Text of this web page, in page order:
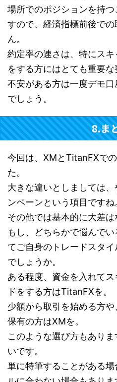
場所でのポジションを持
すので、経済指標前後で
ん。
約定率の速さは、特にス
をする方にはとても重要な
不安がある方は一度デモ
でしょう。
8.ま
今回は、XMとTitanFXで
た。
大きな違いとしましては
ンペーンという項目ですね
その他では基本的に大差は
もし、どちらかで悩んで
てご自身のトレードスタ
でしょうか。
ある程度、資金を入れて
ドをする方はTitanFXを。
少額から取引を始める方
保有の方はXMを。
このような選び方もあり
いです。
単に特筆することがある